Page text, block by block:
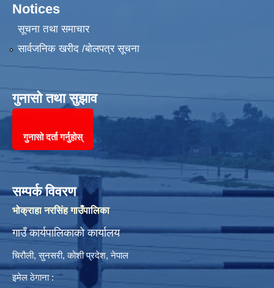
Notices
सूचना तथा समाचार
सार्वजनिक खरीद /बोलपत्र सूचना
गुनासो तथा सुझाव
गुनासो दर्ता गर्नुहोस्
सम्पर्क विवरण
भोक्राहा नरसिंह गाउँपालिका
गाउँ कार्यपालिकाको कार्यालय
चिरौली, सुनसरी, कोशी प्रदेश, नेपाल
इमेल ठेगाना :